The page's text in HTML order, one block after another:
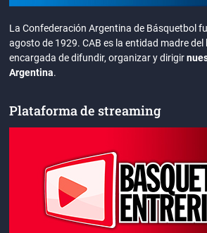
La Confederación Argentina de Básquetbol
agosto de 1929. CAB es la entidad madre
encargada de difundir, organizar y dirigir
Argentina.
Plataforma de streaming